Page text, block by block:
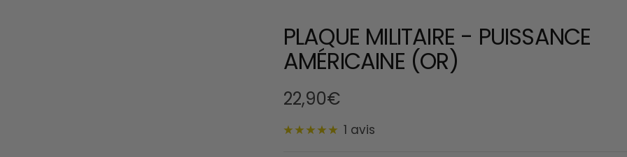
PLAQUE MILITAIRE - PUISSANCE
AMÉRICAINE (OR)
Prix
de
22,90€
1 avis